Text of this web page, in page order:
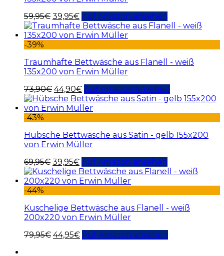
59,95€ 39,95€ Auf Amazon ansehen
-39%
Traumhafte Bettwäsche aus Flanell - weiß
135x200 von Erwin Müller
73,90€ 44,90€ Auf Amazon ansehen
-43%
Hübsche Bettwäsche aus Satin - gelb 155x200
von Erwin Müller
69,95€ 39,95€ Auf Amazon ansehen
-44%
Kuschelige Bettwäsche aus Flanell - weiß
200x220 von Erwin Müller
79,95€ 44,95€ Auf Amazon ansehen